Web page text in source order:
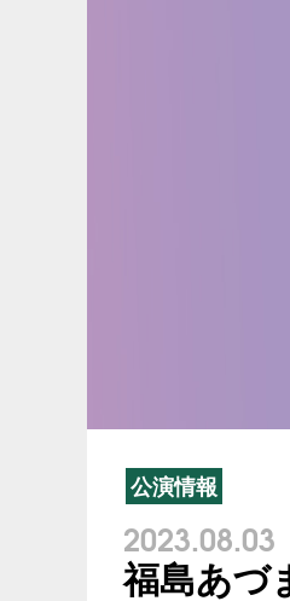
公演情報
2023.08.03
福島あづ